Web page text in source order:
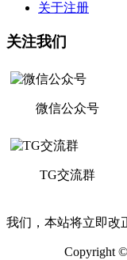
关于注册
关注我们
微信公众号
TG交流群
我们，本站将立即改
Copyright